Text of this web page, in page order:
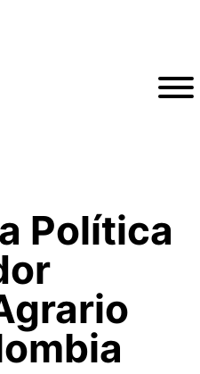
Política